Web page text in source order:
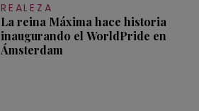
REALEZA
La reina Máxima hace historia
inaugurando el WorldPride en
Ámsterdam